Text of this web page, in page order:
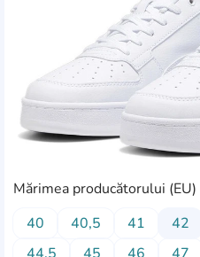
Mărimea producătorului (EU)
40
40,5 41 42